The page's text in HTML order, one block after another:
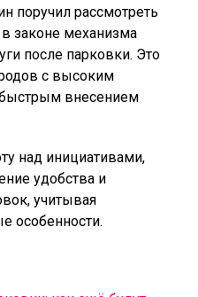
поручил рассмотреть
законе механизма
после парковки. Это
с высоким
внесением
над инициативами,
удобства и
учитывая
особенности.